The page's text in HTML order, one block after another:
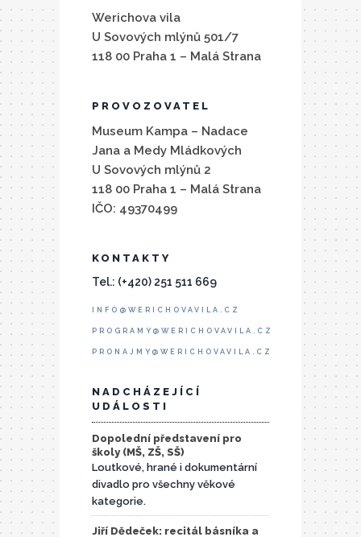
Werichova vila
U Sovových mlýnů 501/7
118 00 Praha 1 – Malá Strana
PROVOZOVATEL
Museum Kampa – Nadace
Jana a Medy Mládkových
U Sovových mlýnů 2
118 00 Praha 1 – Malá Strana
IČO: 49370499
KONTAKTY
Tel.: (+420) 251 511 669
INFO@WERICHOVAVILA.CZ
PROGRAMY@WERICHOVAVILA.CZ
PRONAJMY@WERICHOVAVILA.CZ
NADCHÁZEJÍCÍ
UDÁLOSTI
Dopolední představení pro
školy (MŠ, ZŠ, SŠ)
Loutkové, hrané i dokumentární
divadlo pro všechny věkové
kategorie.
Jiří Dědeček: recitál básníka a